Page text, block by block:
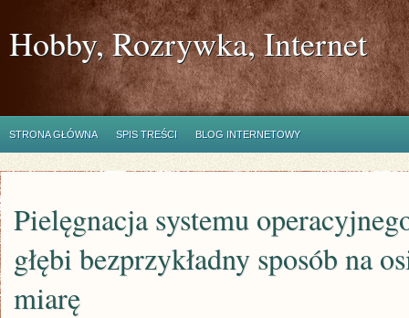
Hobby, Rozrywka, Internet
STRONA GŁÓWNA SPIS TREŚCI BLOG INTERNETOWY
Pielęgnacja systemu
głębi bezprzykładny sposób na
miarę